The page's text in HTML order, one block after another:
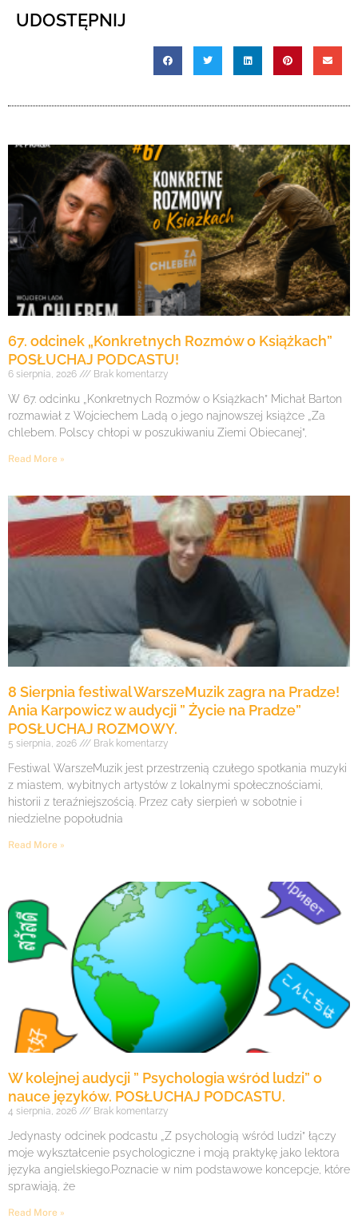
UDOSTĘPNIJ
67. odcinek „Konkretnych Rozmów o Książkach”
POSŁUCHAJ PODCASTU!
6 sierpnia, 2026 Brak komentarzy
W 67. odcinku „Konkretnych Rozmów o Książkach” Michał Barton
rozmawiał z Wojciechem Ladą o jego najnowszej książce „Za
chlebem. Polscy chłopi w poszukiwaniu Ziemi Obiecanej”,
Read More »
8 Sierpnia festiwal WarszeMuzik zagra na Pradze!
Ania Karpowicz w audycji ” Życie na Pradze”
POSŁUCHAJ ROZMOWY.
5 sierpnia, 2026 Brak komentarzy
Festiwal WarszeMuzik jest przestrzenią czułego spotkania muzyki
z miastem, wybitnych artystów z lokalnymi społecznościami,
historii z teraźniejszością. Przez cały sierpień w sobotnie i
niedzielne popołudnia
Read More »
W kolejnej audycji ” Psychologia wśród ludzi” o
nauce języków. POSŁUCHAJ PODCASTU.
4 sierpnia, 2026 Brak komentarzy
Jedynasty odcinek podcastu „Z psychologią wśród ludzi” łączy
moje wykształcenie psychologiczne i moją praktykę jako lektora
języka angielskiego.Poznacie w nim podstawowe koncepcje, które
sprawiają, że
Read More »